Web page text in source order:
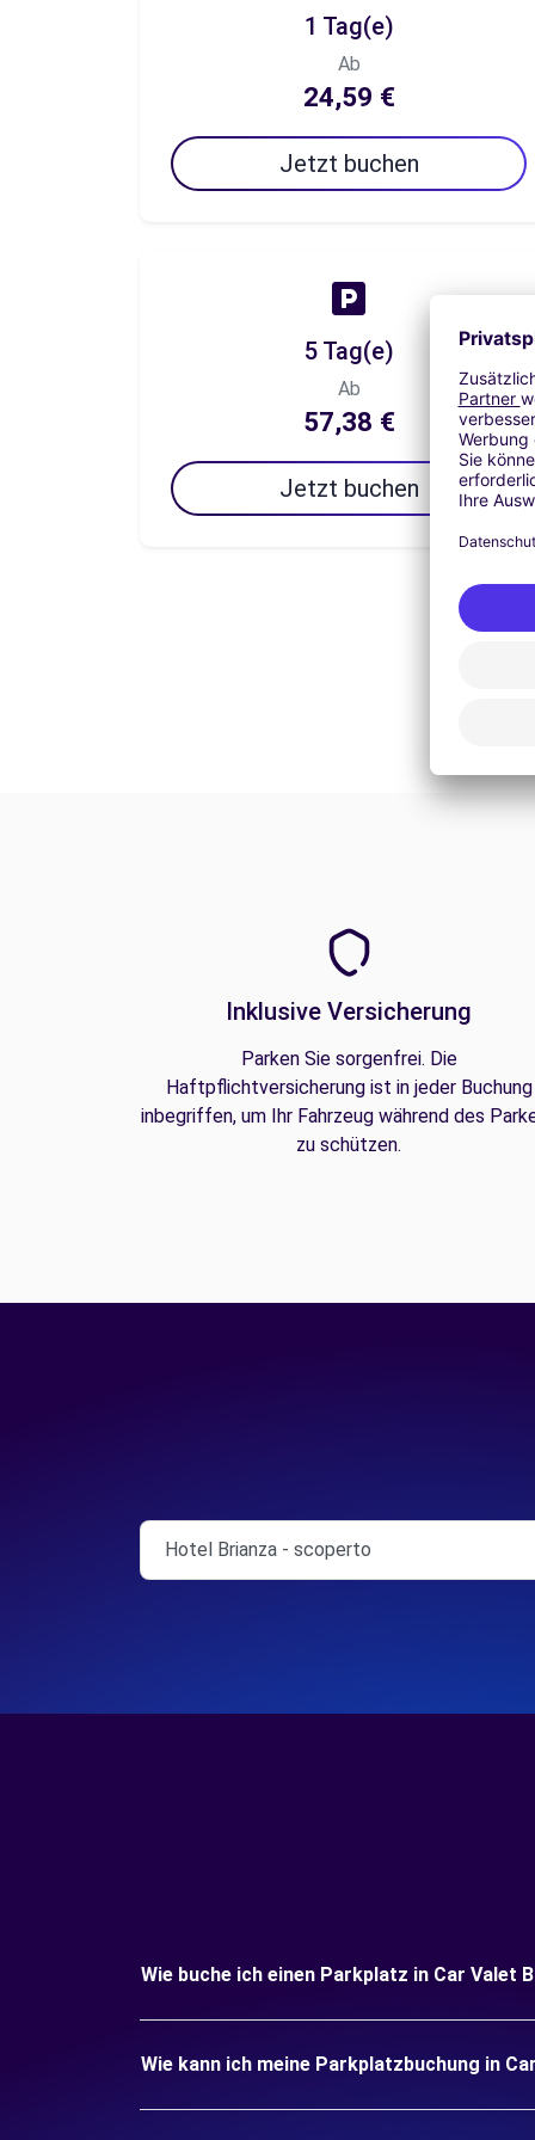
1 Tag(e)
Ab
24,59 €
Jetzt buchen
5 Tag(e)
Ab
57,38 €
Jetzt buchen
Inklusive Versicherung
Parken Sie sorgenfrei. Die
Haftpflichtversicherung ist in jeder Buchung
inbegriffen, um Ihr Fahrzeug während des
zu schützen.
Hotel Brianza - scoperto
Wie buche ich einen Parkplatz in Car Valet
Wie kann ich meine Parkplatzbuchung in